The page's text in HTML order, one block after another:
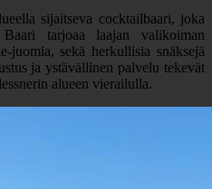
sijaitseva cocktailbaari, joka
tarjoaa laajan valikoiman
juomia, sekä herkullisia snäksejä
ja ystävällinen palvelu tekevät
alueen vierailulla.